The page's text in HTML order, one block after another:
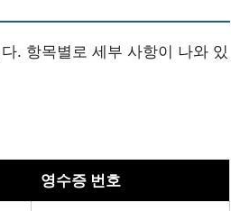
. 항목별로 세부 사항이 나와 있
영수증 번호